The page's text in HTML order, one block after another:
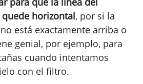
horizontal, por si la
está exactamente arriba o
genial, por ejemplo, para
cuando intentamos
con el filtro.